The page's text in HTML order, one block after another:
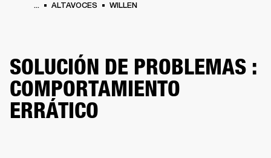
... ALTAVOCES WILLEN
SOLUCIÓN DE PROBLEMAS :
COMPORTAMIENTO
ERRÁTICO